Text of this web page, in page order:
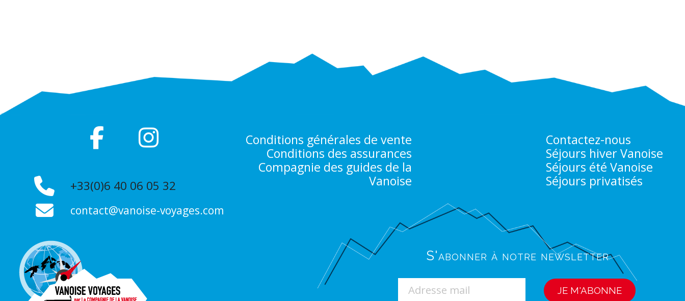
+33(0)6 40 06 05 32
contact@vanoise-voyages.com
Conditions générales de vente
Conditions des assurances
Compagnie des guides de la
Vanoise
Contactez-nous
Séjours hiver Vanoise
Séjours été Vanoise
Séjours privatisés
S'abonner à notre newsletter